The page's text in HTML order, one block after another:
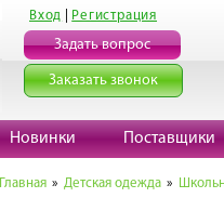
Вход Регистрация
Задать вопрос
Заказать звонок
Новинки Поставщики
Главная » Детская одежда »